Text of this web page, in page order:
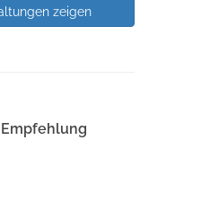
zeigen